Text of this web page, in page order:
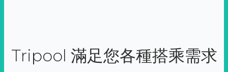
Tripool 滿足您各種搭乘需求